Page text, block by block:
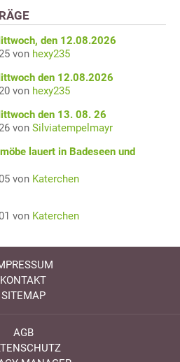
den 12.08.2026
von hexy235
den 12.08.2026
von hexy235
den 13. 08. 26
von Silviatempelmayr
lauert in Badeseen und
von Katerchen
von Katerchen
KONTAKT
SITEMAP
AGB